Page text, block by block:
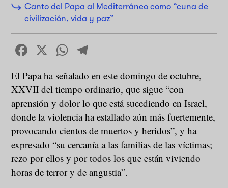
Canto del Papa al Mediterráneo como “cuna de
civilización, vida y paz”
Facebook
X WhatsApp
El Papa ha señalado en este domingo de octubre,
XXVII del tiempo ordinario, que sigue “con
aprensión y dolor lo que está sucediendo en Israel,
donde la violencia ha estallado aún más fuertemente,
provocando cientos de muertos y heridos”, y ha
expresado “su cercanía a las familias de las víctimas;
rezo por ellos y por todos los que están viviendo
horas de terror y de angustia”.